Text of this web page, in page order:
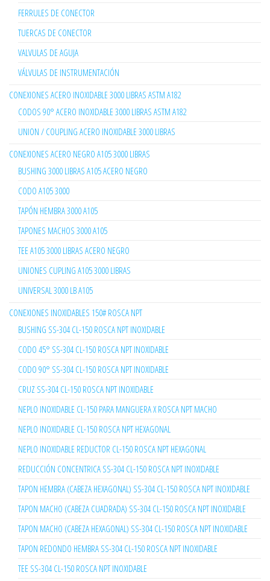
FERRULES DE CONECTOR
TUERCAS DE CONECTOR
VALVULAS DE AGUJA
VÁLVULAS DE INSTRUMENTACIÓN
CONEXIONES ACERO INOXIDABLE 3000 LIBRAS ASTM A182
CODOS 90° ACERO INOXIDABLE 3000 LIBRAS ASTM A182
UNION / COUPLING ACERO INOXIDABLE 3000 LIBRAS
CONEXIONES ACERO NEGRO A105 3000 LIBRAS
BUSHING 3000 LIBRAS A105 ACERO NEGRO
CODO A105 3000
TAPÓN HEMBRA 3000 A105
TAPONES MACHOS 3000 A105
TEE A105 3000 LIBRAS ACERO NEGRO
UNIONES CUPLING A105 3000 LIBRAS
UNIVERSAL 3000 LB A105
CONEXIONES INOXIDABLES 150# ROSCA NPT
BUSHING SS-304 CL-150 ROSCA NPT INOXIDABLE
CODO 45° SS-304 CL-150 ROSCA NPT INOXIDABLE
CODO 90° SS-304 CL-150 ROSCA NPT INOXIDABLE
CRUZ SS-304 CL-150 ROSCA NPT INOXIDABLE
NEPLO INOXIDABLE CL-150 PARA MANGUERA X ROSCA NPT MACHO
NEPLO INOXIDABLE CL-150 ROSCA NPT HEXAGONAL
NEPLO INOXIDABLE REDUCTOR CL-150 ROSCA NPT HEXAGONAL
REDUCCIÓN CONCENTRICA SS-304 CL-150 ROSCA NPT INOXIDABLE
TAPON HEMBRA (CABEZA HEXAGONAL) SS-304 CL-150 ROSCA NPT INOXIDABLE
TAPON MACHO (CABEZA CUADRADA) SS-304 CL-150 ROSCA NPT INOXIDABLE
TAPON MACHO (CABEZA HEXAGONAL) SS-304 CL-150 ROSCA NPT INOXIDABLE
TAPON REDONDO HEMBRA SS-304 CL-150 ROSCA NPT INOXIDABLE
TEE SS-304 CL-150 ROSCA NPT INOXIDABLE